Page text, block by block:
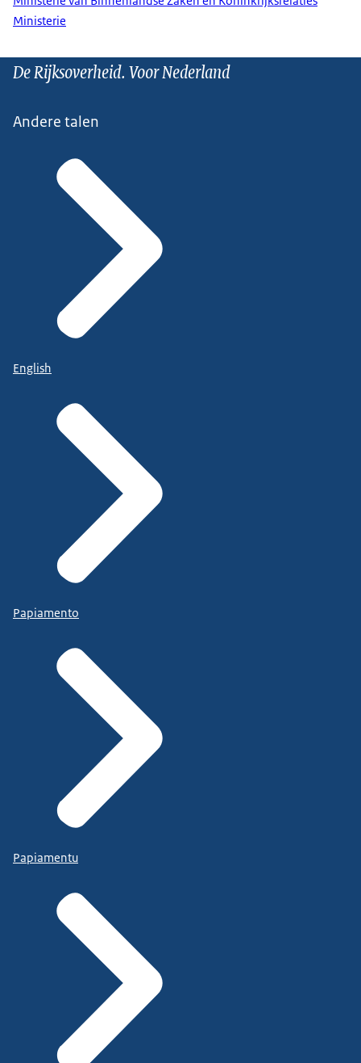
Ministerie
De Rijksoverheid. Voor Nederland
Andere talen
English
Papiamento
Papiamentu